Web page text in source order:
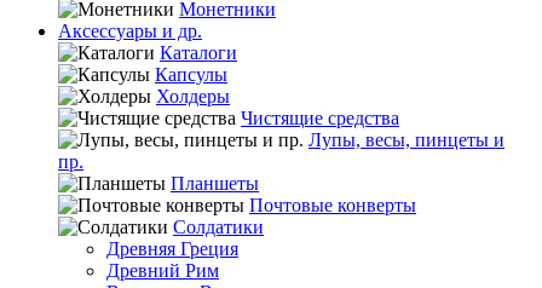
Монетники
Аксессуары и др.
Каталоги
Капсулы
Холдеры
Чистящие средства
Лупы, весы, пинцеты и
пр.
Планшеты
Почтовые конверты
Солдатики
Древняя Греция
Древний Рим